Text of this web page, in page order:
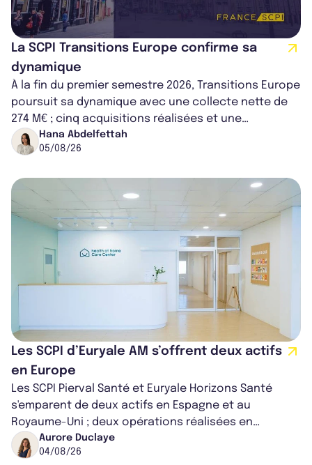
La SCPI Transitions Europe confirme sa
dynamique
À la fin du premier semestre 2026, Transitions Europe
poursuit sa dynamique avec une collecte nette de
274 M€ ; cinq acquisitions réalisées et une
capitalisation portée à 1,38 Md€....
Hana Abdelfettah
05/08/26
Les SCPI d’Euryale AM s’offrent deux actifs
en Europe
Les SCPI Pierval Santé et Euryale Horizons Santé
s'emparent de deux actifs en Espagne et au
Royaume-Uni ; deux opérations réalisées en
partenariat. Ces co-acquisitions permettent a...
Aurore Duclaye
04/08/26